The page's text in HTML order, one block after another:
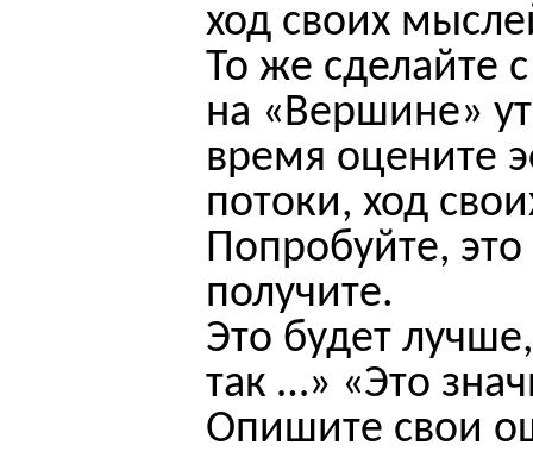
ход своих
То же сделайте
на «Вершине»
время оцените
потоки, ход
Попробуйте,
получите.
Это будет
так …» «Это
Опишите свои